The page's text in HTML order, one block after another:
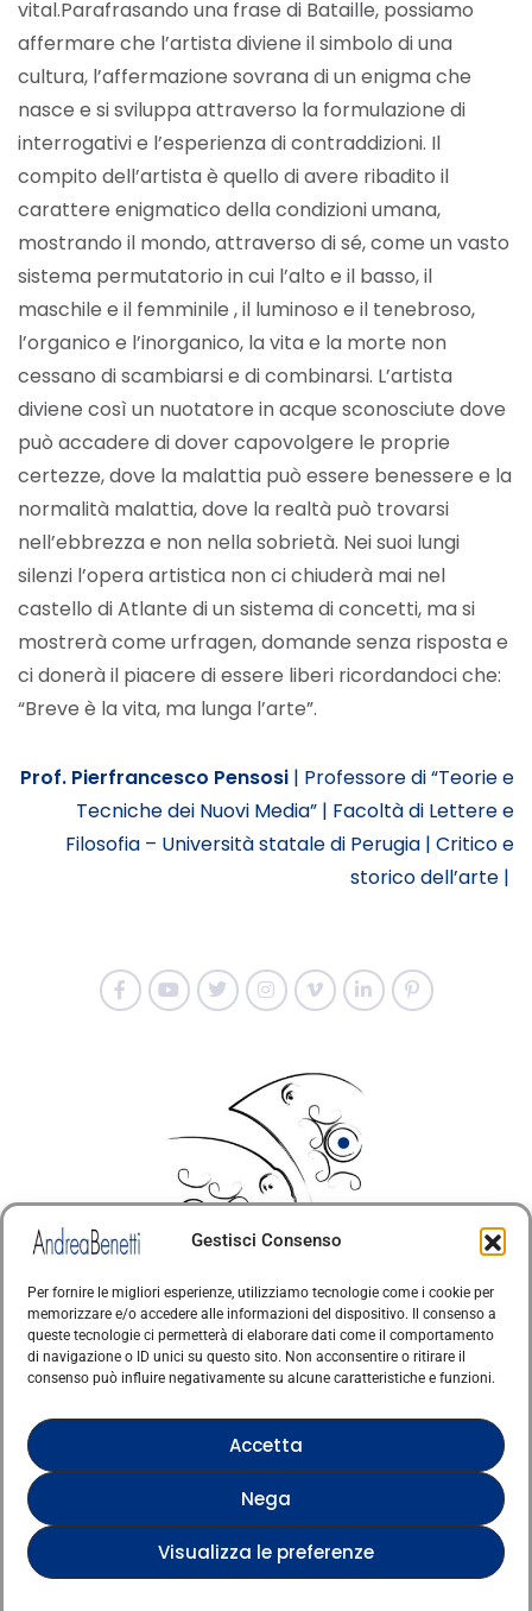
Gestisci Consenso
Per fornire le migliori esperienze, utilizziamo tecnologie come i cookie per
memorizzare e/o accedere alle informazioni del dispositivo. Il consenso a
queste tecnologie ci permetterà di elaborare dati come il comportamento
di navigazione o ID unici su questo sito. Non acconsentire o ritirare il
consenso può influire negativamente su alcune caratteristiche e funzioni.
Accetta
Nega
Visualizza le preferenze
vital.Parafrasando una frase di Bataille, possiamo
affermare che l’artista diviene il simbolo di una
cultura, l’affermazione sovrana di un enigma che
nasce e si sviluppa attraverso la formulazione di
interrogativi e l’esperienza di contraddizioni. Il
compito dell’artista è quello di avere ribadito il
carattere enigmatico della condizioni umana,
mostrando il mondo, attraverso di sé, come un vasto
sistema permutatorio in cui l’alto e il basso, il
maschile e il femminile , il luminoso e il tenebroso,
l’organico e l’inorganico, la vita e la morte non
cessano di scambiarsi e di combinarsi. L’artista
diviene così un nuotatore in acque sconosciute dove
può accadere di dover capovolgere le proprie
certezze, dove la malattia può essere benessere e la
normalità malattia, dove la realtà può trovarsi
nell’ebbrezza e non nella sobrietà. Nei suoi lungi
silenzi l’opera artistica non ci chiuderà mai nel
castello di Atlante di un sistema di concetti, ma si
mostrerà come urfragen, domande senza risposta e
ci donerà il piacere di essere liberi ricordandoci che:
“Breve è la vita, ma lunga l’arte”.
Prof. Pierfrancesco Pensosi | Professore di “Teorie e
Tecniche dei Nuovi Media” | Facoltà di Lettere e
Filosofia – Università statale di Perugia | Critico e
storico dell’arte |
© Copyright · Tutti i diritti riservati 2006 > 2025 · Arte
Contemporanea Italiana·Cookie Policy
la Privacy Policy e i Termini di servizio di Google
Verified artist on Singulart Verified artist on Danish Gallery